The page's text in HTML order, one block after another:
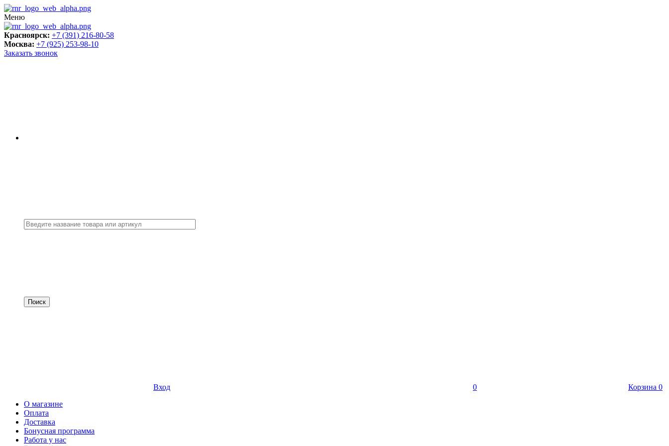
Меню
Красноярск: +7 (391) 216-80-58
Москва: +7 (925) 253-98-10
Заказать звонок
Вход 0 Корзина 0
О магазине
Оплата
Доставка
Бонусная программа
Работа у нас